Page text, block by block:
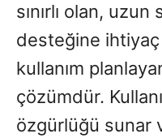
sınırlı olan,
desteğine
kullanım
çözümdür.
özgürlüğü sunar